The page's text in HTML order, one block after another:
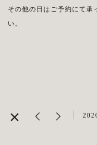
その他の日はご予約にて
い。